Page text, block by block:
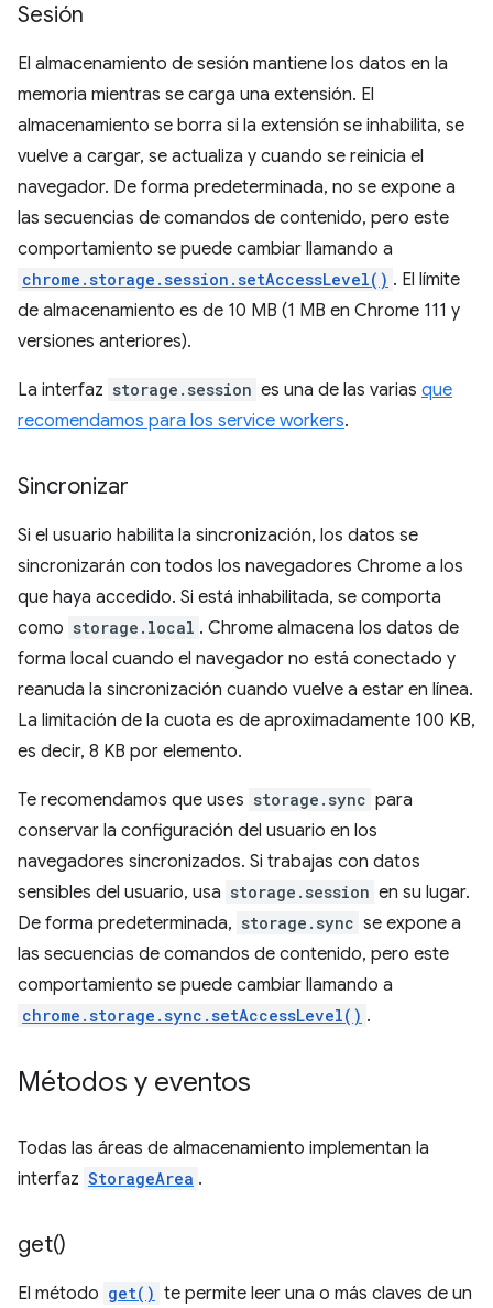
Sesión
El almacenamiento de sesión mantiene los datos en la
memoria mientras se carga una extensión. El
almacenamiento se borra si la extensión se inhabilita, se
vuelve a cargar, se actualiza y cuando se reinicia el
navegador. De forma predeterminada, no se expone a
las secuencias de comandos de contenido, pero este
comportamiento se puede cambiar llamando a
chrome.storage.session.setAccessLevel() . El límite
de almacenamiento es de 10 MB (1 MB en Chrome 111 y
versiones anteriores).
La interfaz storage.session es una de las varias que
recomendamos para los service workers.
Sincronizar
Si el usuario habilita la sincronización, los datos se
sincronizarán con todos los navegadores Chrome a los
que haya accedido. Si está inhabilitada, se comporta
como storage.local . Chrome almacena los datos de
forma local cuando el navegador no está conectado y
reanuda la sincronización cuando vuelve a estar en línea.
La limitación de la cuota es de aproximadamente 100 KB,
es decir, 8 KB por elemento.
Te recomendamos que uses storage.sync para
conservar la configuración del usuario en los
navegadores sincronizados. Si trabajas con datos
sensibles del usuario, usa storage.session en su lugar.
De forma predeterminada, storage.sync se expone a
las secuencias de comandos de contenido, pero este
comportamiento se puede cambiar llamando a
chrome.storage.sync.setAccessLevel() .
Métodos y eventos
Todas las áreas de almacenamiento implementan la
interfaz StorageArea .
get()
El método get() te permite leer una o más claves de un